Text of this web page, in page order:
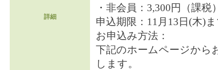
詳細
・非会員：3,300円（課税
申込期限：11月13日(木)
お申込み方法：
下記のホームページから
します。